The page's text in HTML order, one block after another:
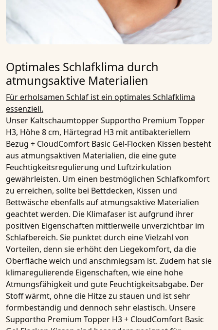
Optimales Schlafklima durch
atmungsaktive Materialien
Für erholsamen Schlaf ist ein optimales Schlafklima
essenziell.
Unser Kaltschaumtopper Supportho Premium Topper
H3, Höhe 8 cm, Härtegrad H3 mit antibakteriellem
Bezug + CloudComfort Basic Gel-Flocken Kissen besteht
aus atmungsaktiven Materialien, die eine gute
Feuchtigkeitsregulierung und Luftzirkulation
gewährleisten. Um einen bestmöglichen Schlafkomfort
zu erreichen, sollte bei Bettdecken, Kissen und
Bettwäsche ebenfalls aufatmungsaktive Materialien
geachtet werden. Die Klimafaser ist aufgrund ihrer
positiven Eigenschaften mittlerweile unverzichtbar im
Schlafbereich. Sie punktet durch eine Vielzahl von
Vorteilen, denn sie erhöht den Liegekomfort, da die
Oberfläche weich und anschmiegsam ist. Zudem hat sie
klimaregulierende Eigenschaften, wie eine hohe
Atmungsfähigkeit und gute Feuchtigkeitsabgabe. Der
Stoff wärmt, ohne die Hitze zu stauen und ist sehr
formbeständig und dennoch sehr elastisch. Unsere
Supportho Premium Topper H3 + CloudComfort Basic